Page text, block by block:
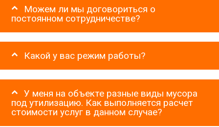
Можем ли мы договориться о
постоянном сотрудничестве?
Какой у вас режим работы?
У меня на объекте разные виды мусора
под утилизацию. Как выполняется расчет
стоимости услуг в данном случае?